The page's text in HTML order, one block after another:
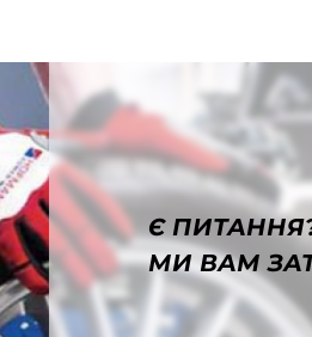
Є
МИ ВАМ